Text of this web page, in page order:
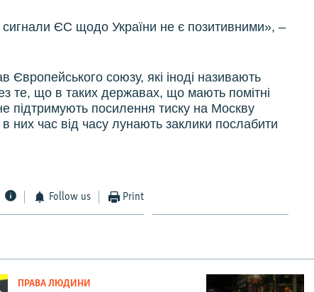
ЄС щодо України не є позитивними», –
союзу, які іноді називають
те, що в таких державах, що мають помітні
підтримують посилення тиску на Москву
в них час від часу лунають заклики послабити
Follow us Print
ПРАВА ЛЮДИНИ